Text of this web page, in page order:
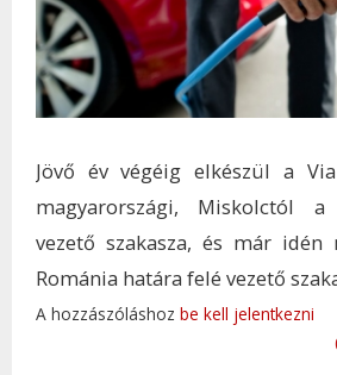
Jövő év végéig elkészül a
magyarországi, Miskolctól
vezető szakasza, és már idén
Románia határa felé vezető
A hozzászóláshoz be kell jelentkezni